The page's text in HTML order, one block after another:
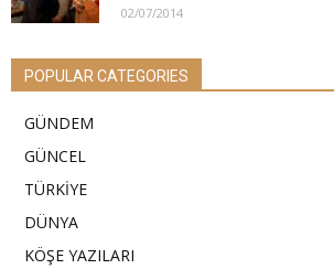
02/07/2014
POPULAR CATEGORIES
GÜNDEM
GÜNCEL
TÜRKİYE
DÜNYA
KÖŞE YAZILARI